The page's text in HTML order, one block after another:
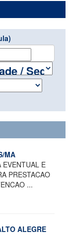
MA
EVENTUAL E
PRESTACAO
...
ALEGRE